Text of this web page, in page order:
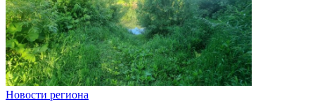
Новости региона